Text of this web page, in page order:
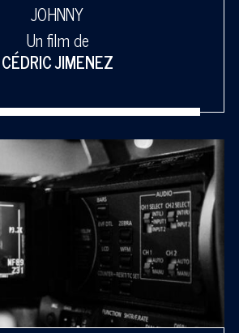
JOHNNY
Un film de
CÉDRIC JIMENEZ